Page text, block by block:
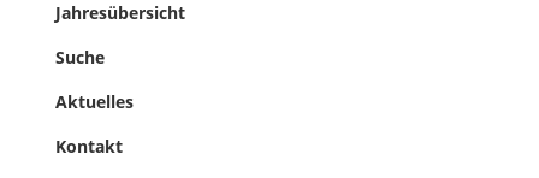
Jahresübersicht
Suche
Aktuelles
Kontakt